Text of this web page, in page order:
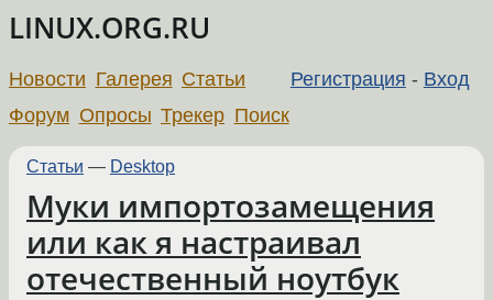
LINUX.ORG.RU
Регистрация - Вход
Новости Галерея Статьи
Форум Опросы Трекер Поиск
Статьи — Desktop
Муки импортозамещения
или как я настраивал
отечественный ноутбук